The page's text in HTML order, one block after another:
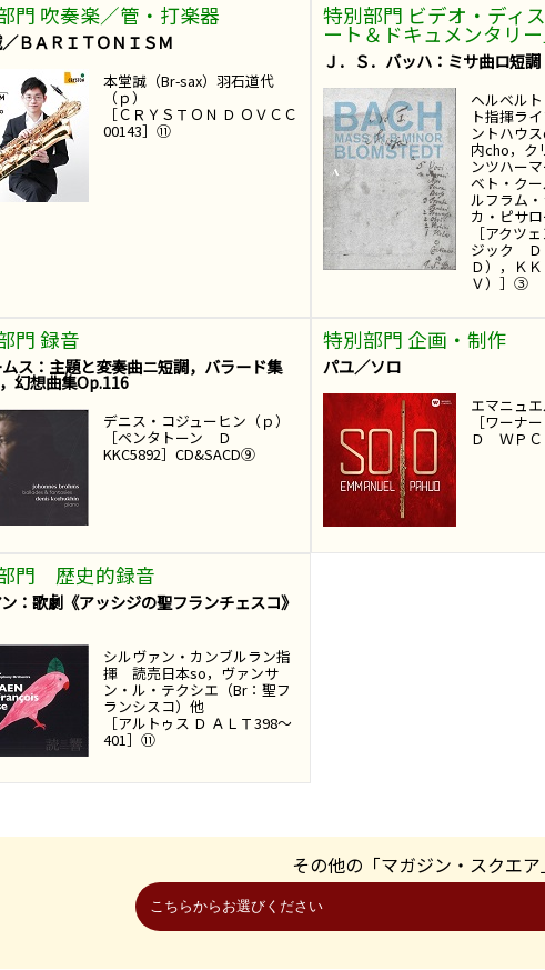
門 吹奏楽／管・打楽器
ＢＡＲＩＴＯＮＩＳＭ
本堂誠（Br-sax）羽石道代
（ｐ）
［ＣＲＹＳＴＯＮ Ｄ ＯＶＣＣ
00143］⑪
特別部門 ビデオ・ディ
ート＆ドキュメンタリー
Ｊ．Ｓ．バッハ：ミサ曲ロ短調
ヘルベル
ト指揮ラ
ントハウ
内cho，ク
ンツハー
ベト・ク
ルフラム
カ・ピサロ
［アクツ
ジック Ｄ
Ｄ），Ｋ
Ｖ）］③
門 録音
ス：主題と変奏曲ニ短調，バラード集
幻想曲集Op.116
デニス・コジューヒン（ｐ）
［ペンタトーン Ｄ
KKC5892］CD&SACD⑨
特別部門 企画・制作
パユ／ソロ
エマニュエ
［ワーナ
Ｄ ＷＰＣ
門 歴史的録音
：歌劇《アッシジの聖フランチェスコ》
シルヴァン・カンブルラン指
揮 読売日本so，ヴァンサ
ン・ル・テクシエ（Br：聖フ
ランシスコ）他
［アルトゥス Ｄ ＡＬＴ398～
401］⑪
その他の「マガジン・スクエ